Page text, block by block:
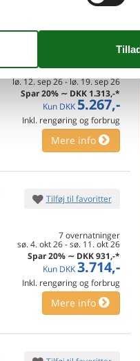
lø. 12. sep 26-lø. 19. sep 26
Spar 20% ∼ DKK 1.313,-*
Kun DKK 5.267,-
Inkl. rengøring og forbrug
Mere info
Tilføj til favoritter
7 overnatninger
sø. 4. okt 26-sø. 11. okt 26
Spar 20% ∼ DKK 931,-*
Kun DKK 3.714,-
Inkl. rengøring og forbrug
Mere info